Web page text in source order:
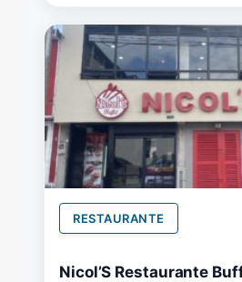
RESTAURANTE
Nicol’S Restaurante